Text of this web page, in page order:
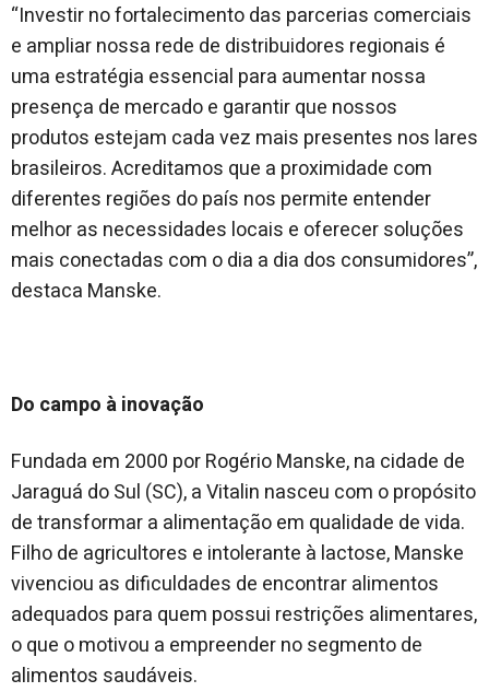
“Investir no fortalecimento das parcerias comerciais
e ampliar nossa rede de distribuidores regionais é
uma estratégia essencial para aumentar nossa
presença de mercado e garantir que nossos
produtos estejam cada vez mais presentes nos lares
brasileiros. Acreditamos que a proximidade com
diferentes regiões do país nos permite entender
melhor as necessidades locais e oferecer soluções
mais conectadas com o dia a dia dos consumidores”,
destaca Manske.
Do campo à inovação
Fundada em 2000 por Rogério Manske, na cidade de
Jaraguá do Sul (SC), a Vitalin nasceu com o propósito
de transformar a alimentação em qualidade de vida.
Filho de agricultores e intolerante à lactose, Manske
vivenciou as dificuldades de encontrar alimentos
adequados para quem possui restrições alimentares,
o que o motivou a empreender no segmento de
alimentos saudáveis.